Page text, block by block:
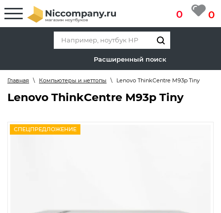
0 0
Расширенный поиск
Главная \ Компьютеры и неттопы \ Lenovo ThinkCentre M93p Tiny
Lenovo ThinkCentre M93p Tiny
СПЕЦПРЕДЛОЖЕНИЕ